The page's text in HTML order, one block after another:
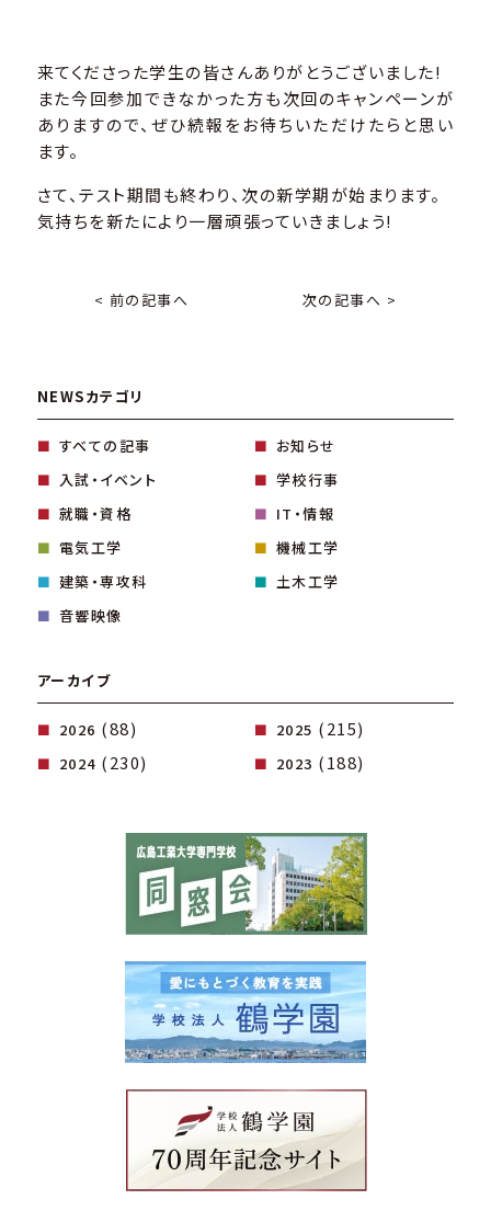
来てくださった学生の皆さんありがとうございました!
また今回参加できなかった方も次回のキャンペーンが
ありますので、ぜひ続報をお待ちいただけたらと思い
ます。
さて、テスト期間も終わり、次の新学期が始まります。
気持ちを新たにより一層頑張っていきましょう!
< 前の記事へ 次の記事へ >
NEWSカテゴリ
すべての記事
お知らせ
入試・イベント
学校行事
就職・資格
IT・情報
電気工学
機械工学
建築・専攻科
土木工学
音響映像
アーカイブ
2026 (88) 2025 (215)
2024 (230) 2023 (188)